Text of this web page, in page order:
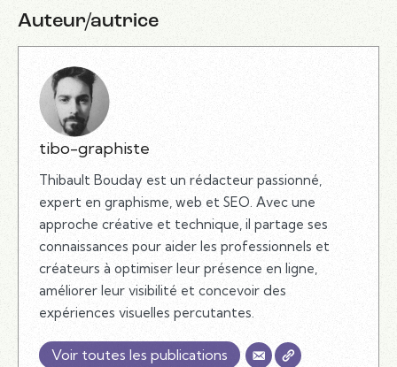
Auteur/autrice
tibo-graphiste
Thibault Bouday est un rédacteur passionné,
expert en graphisme, web et SEO. Avec une
approche créative et technique, il partage ses
connaissances pour aider les professionnels et
créateurs à optimiser leur présence en ligne,
améliorer leur visibilité et concevoir des
expériences visuelles percutantes.
Voir toutes les publications